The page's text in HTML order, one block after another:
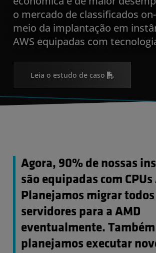
o mercado de classificados
meio da implantação em
AWS equipadas com
Leia o estudo de caso
Agora, 90% de nossas
são equipadas com CPUs
Planejamos migrar todos
servidores para a AMD
eventualmente. Também
planejamos executar